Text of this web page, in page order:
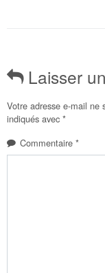
Laisser
Votre adresse e-mail ne
indiqués avec *
Commentaire *